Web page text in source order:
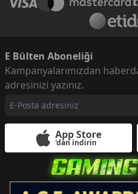
E Bülten Aboneliği
Kampanyalarımızdan
adresinizi yazınız.
App Store
'dan indirin